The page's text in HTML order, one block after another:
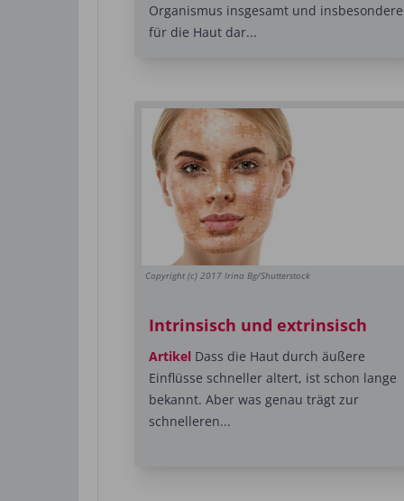
Organismus insgesamt und insbesondere
für die Haut dar...
Copyright (c) 2017 Irina Bg/Shutterstock
Intrinsisch und extrinsisch
Artikel Dass die Haut durch äußere
Einflüsse schneller altert, ist schon lange
bekannt. Aber was genau trägt zur
schnelleren...